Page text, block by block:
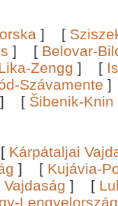
] [
] [ Belovar-
Zengg ] [
Szávamente
] [ Šibenik-Knin
[ Kárpátaljai
] [ Kujávia-
] [